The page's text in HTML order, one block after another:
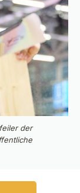
der